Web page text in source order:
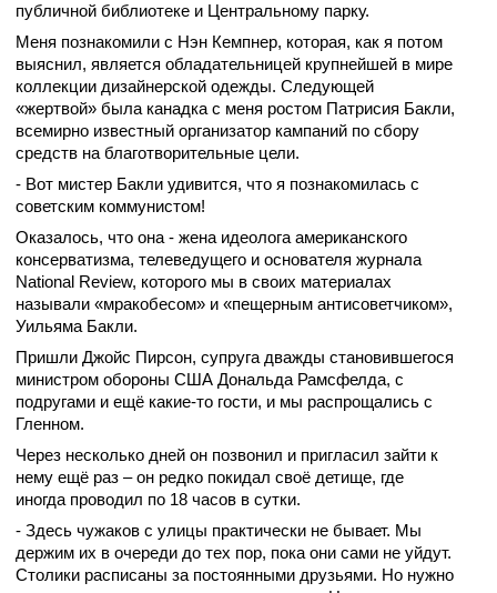
публичной библиотеке и Центральному парку.
Меня познакомили с Нэн Кемпнер, которая, как я потом
выяснил, является обладательницей крупнейшей в мире
коллекции дизайнерской одежды. Следующей
«жертвой» была канадка с меня ростом Патрисия Бакли,
всемирно известный организатор кампаний по сбору
средств на благотворительные цели.
- Вот мистер Бакли удивится, что я познакомилась с
советским коммунистом!
Оказалось, что она - жена идеолога американского
консерватизма, телеведущего и основателя журнала
National Review, которого мы в своих материалах
называли «мракобесом» и «пещерным антисоветчиком»,
Уильяма Бакли.
Пришли Джойс Пирсон, супруга дважды становившегося
министром обороны США Дональда Рамсфелда, с
подругами и ещё какие-то гости, и мы распрощались с
Гленном.
Через несколько дней он позвонил и пригласил зайти к
нему ещё раз – он редко покидал своё детище, где
иногда проводил по 18 часов в сутки.
- Здесь чужаков с улицы практически не бывает. Мы
держим их в очереди до тех пор, пока они сами не уйдут.
Столики расписаны за постоянными друзьями. Но нужно